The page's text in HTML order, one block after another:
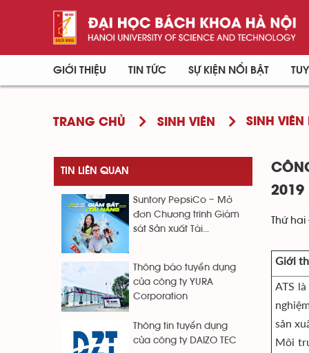
GIỚI THIỆU TIN TỨC SỰ KIỆN NỔI BẬT
TRANG CHỦ SINH VIÊN SINH VIÊN
2019
Thứ
Giới
ATS
sản
Môi
TIN LIÊN QUAN
Suntory PepsiCo – Mở
đơn Chương trình Giám
sát Sản xuất Tài...
Thông báo tuyển dụng
của công ty YURA
Corporation
Thông tin tuyển dụng
của công ty DAIZO TEC